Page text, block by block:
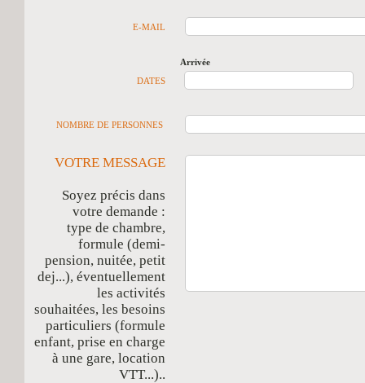
E-MAIL
Arrivée
DATES
NOMBRE DE PERSONNES
VOTRE MESSAGE
Soyez précis dans
votre demande :
type de chambre,
formule (demi-
pension, nuitée, petit
dej...), éventuellement
les activités
souhaitées, les besoins
particuliers (formule
enfant, prise en charge
à une gare, location
VTT...)..